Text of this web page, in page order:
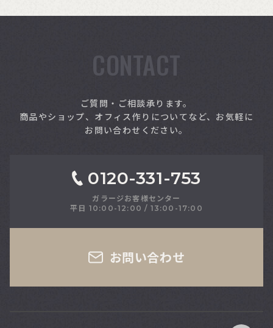
CONTACT
ご質問・ご相談承ります。
商品やショップ、オフィス作りについてなど、お気軽に
お問い合わせください。
0120-331-753
ガラージお客様センター
平日 10:00-12:00 / 13:00-17:00
お問い合わせ